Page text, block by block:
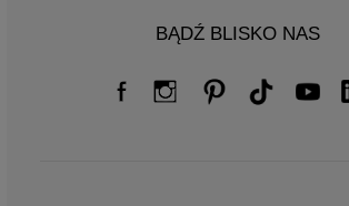
BĄDŹ BLISKO NAS